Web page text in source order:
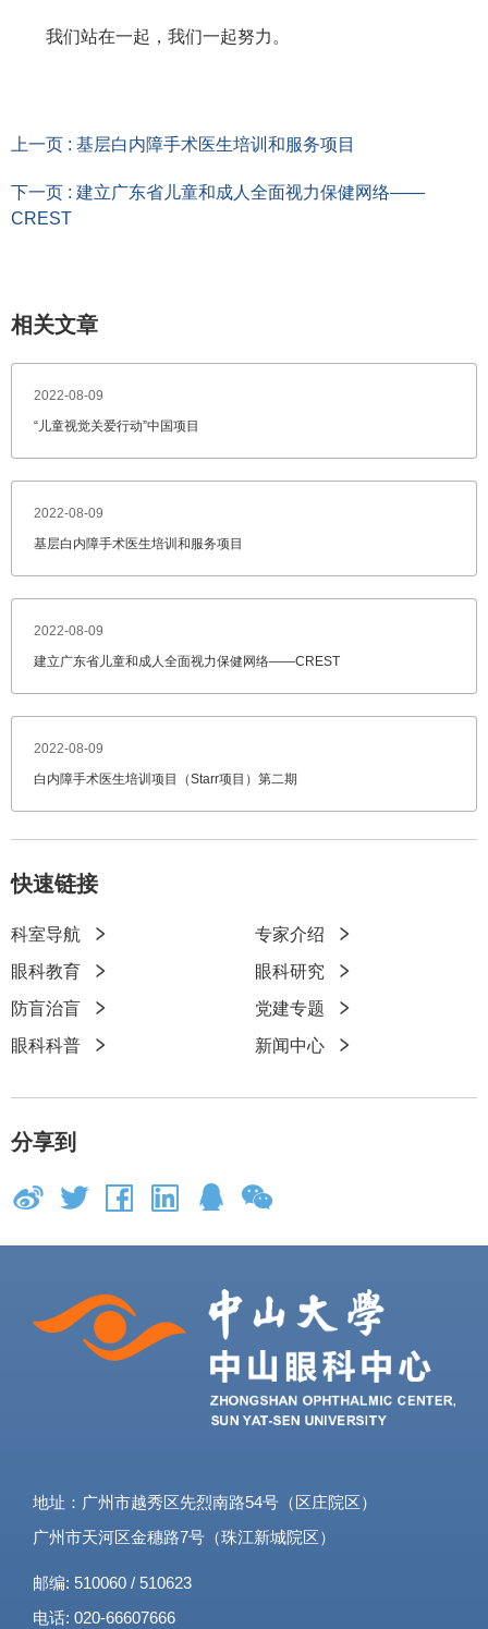
我们站在一起，我们一起努力。
上一页 : 基层白内障手术医生培训和服务项目
下一页 : 建立广东省儿童和成人全面视力保健网络——
CREST
相关文章
2022-08-09
“儿童视觉关爱行动”中国项目
2022-08-09
基层白内障手术医生培训和服务项目
2022-08-09
建立广东省儿童和成人全面视力保健网络——CREST
2022-08-09
白内障手术医生培训项目（Starr项目）第二期
快速链接
快
速
链
科室导航
专家介绍
眼科教育
眼科研究
防盲治盲
党建专题
眼科科普
新闻中心
分享到
地址：广州市越秀区先烈南路54号（区庄院区）
广州市天河区金穗路7号（珠江新城院区）
邮编: 510060 / 510623
电话: 020-66607666